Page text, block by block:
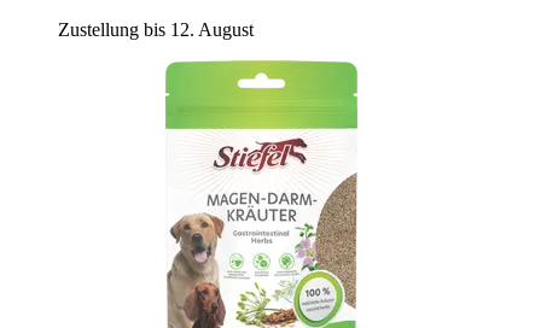
Zustellung bis 12. August